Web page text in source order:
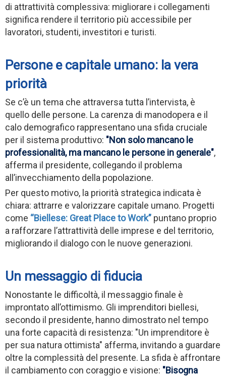
di attrattività complessiva: migliorare i collegamenti
significa rendere il territorio più accessibile per
lavoratori, studenti, investitori e turisti.
Persone e capitale umano: la vera
priorità
Se c’è un tema che attraversa tutta l’intervista, è
quello delle persone. La carenza di manodopera e il
calo demografico rappresentano una sfida cruciale
per il sistema produttivo: "Non solo mancano le
professionalità, ma mancano le persone in generale",
afferma il presidente, collegando il problema
all’invecchiamento della popolazione.
Per questo motivo, la priorità strategica indicata è
chiara: attrarre e valorizzare capitale umano. Progetti
come “Biellese: Great Place to Work” puntano proprio
a rafforzare l’attrattività delle imprese e del territorio,
migliorando il dialogo con le nuove generazioni.
Un messaggio di fiducia
Nonostante le difficoltà, il messaggio finale è
improntato all’ottimismo. Gli imprenditori biellesi,
secondo il presidente, hanno dimostrato nel tempo
una forte capacità di resistenza: "Un imprenditore è
per sua natura ottimista" afferma, invitando a guardare
oltre la complessità del presente. La sfida è affrontare
il cambiamento con coraggio e visione: "Bisogna